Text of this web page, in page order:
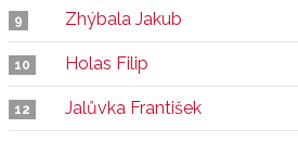
9 Zhýbala Jakub
10 Holas Filip
12 Jalůvka František